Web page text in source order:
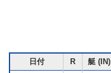
日付 R 艇 (IN)